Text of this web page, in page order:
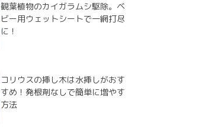
観葉植物のカイガラムシ駆除。ベ
ビー用ウェットシートで一網打尽
に！
コリウスの挿し木は水挿しがおす
すめ！発根剤なしで簡単に増やす
方法